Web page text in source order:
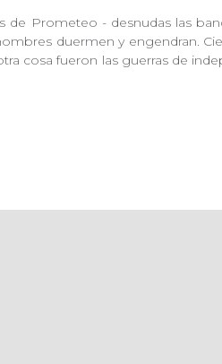
Prometeo - desnudas las
duermen y engendran.
cosa fueron las guerras de